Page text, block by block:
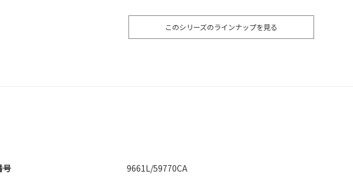
このシリーズのラインナップを見る
号
9661L/59770CA